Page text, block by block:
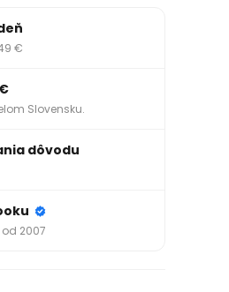
€
Slovensku.
dôvodu
od 2007